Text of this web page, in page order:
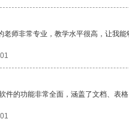
老师非常专业，教学水平很高，让我能
件的功能非常全面，涵盖了文档、表